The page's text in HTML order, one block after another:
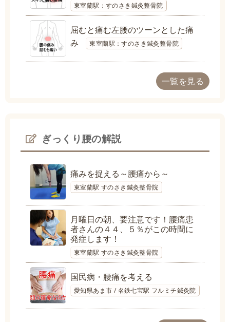
東室蘭駅：すのさき鍼灸整骨院
屈むと痛む左腰のツーンとした痛
み
東室蘭駅：すのさき鍼灸整骨院
一覧を見る
ぎっくり腰の解説
痛みを捉える～腰痛から～
東室蘭駅 すのさき鍼灸整骨院
月曜日の朝、要注意です！腰痛患
者さんの４４、５％がこの時間に
発症します！
東室蘭駅 すのさき鍼灸整骨院
国民病・腰痛を考える
愛知県あま市 / 名鉄七宝駅 フルミチ鍼灸院